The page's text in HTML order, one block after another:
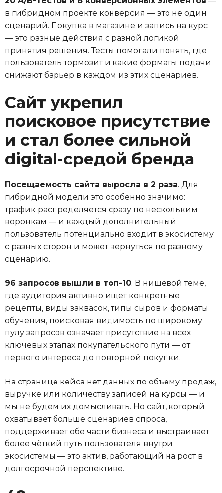
в гибридном проекте конверсия — это не один
сценарий. Покупка в магазине и запись на курс
— это разные действия с разной логикой
принятия решения. Тесты помогали понять, где
пользователь тормозит и какие форматы подачи
снижают барьер в каждом из этих сценариев.
Сайт укрепил
поисковое присутствие
и стал более сильной
digital-средой бренда
Посещаемость сайта выросла в 2 раза. Для
гибридной модели это особенно значимо:
трафик распределяется сразу по нескольким
воронкам — и каждый дополнительный
пользователь потенциально входит в экосистему
с разных сторон и может вернуться по разному
сценарию.
96 запросов вышли в топ-10. В нишевой теме,
где аудитория активно ищет конкретные
рецепты, виды заквасок, типы сыров и форматы
обучения, поисковая видимость по широкому
пулу запросов означает присутствие на всех
ключевых этапах покупательского пути — от
первого интереса до повторной покупки.
На странице кейса нет данных по объёму продаж,
выручке или количеству записей на курсы — и
мы не будем их домысливать. Но сайт, который
охватывает больше сценариев спроса,
поддерживает обе части бизнеса и выстраивает
более чёткий путь пользователя внутри
экосистемы — это актив, работающий на рост в
долгосрочной перспективе.